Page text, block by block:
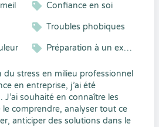
Confiance en soi
Troubles phobiques
Préparation à un examen
du stress en milieu professionnel
en entreprise, j’ai été
souhaité en connaître les
le comprendre, analyser tout ce
anticiper des solutions dans le